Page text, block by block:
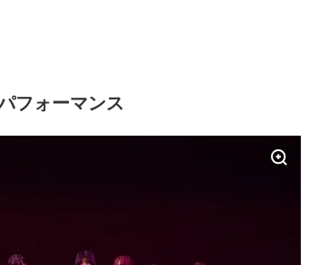
フォーマンス